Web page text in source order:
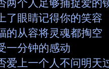
两个人足够捕捉爱的
了眼睛记得你的笑容
的从容将灵魂都掏空
一分钟的感动
爱上一个人不问明天